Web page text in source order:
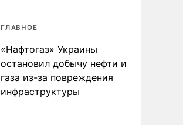
ГЛАВНОЕ
«Нафтогаз» Украины
остановил добычу нефти и
газа из-за повреждения
инфраструктуры